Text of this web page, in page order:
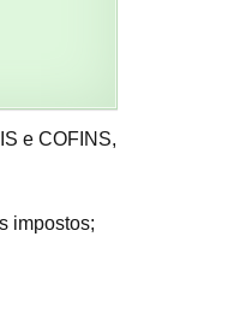
e COFINS,
impostos;